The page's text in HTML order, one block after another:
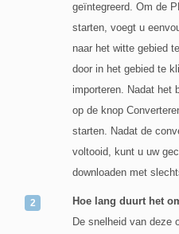
geïntegreerd. Om de
starten, voegt u
naar het witte gebied
door in het gebied te
importeren. Nadat het
op de knop
starten. Nadat de
voltooid, kunt u uw
downloaden met
Hoe lang duurt het
De snelheid van deze